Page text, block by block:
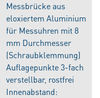
Messbrücke aus
eloxiertem Aluminium
für Messuhren mit 8
mm Durchmesser
(Schraubklemmung)
Auflagepunkte 3-fach
verstellbar, rostfrei
Innenabstand: